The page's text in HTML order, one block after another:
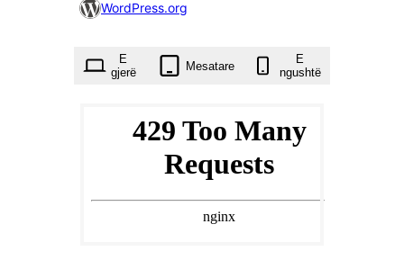
WordPress.org
E
gjerë
Mesatare
E
ngushtë